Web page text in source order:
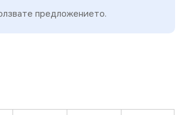
предложението.